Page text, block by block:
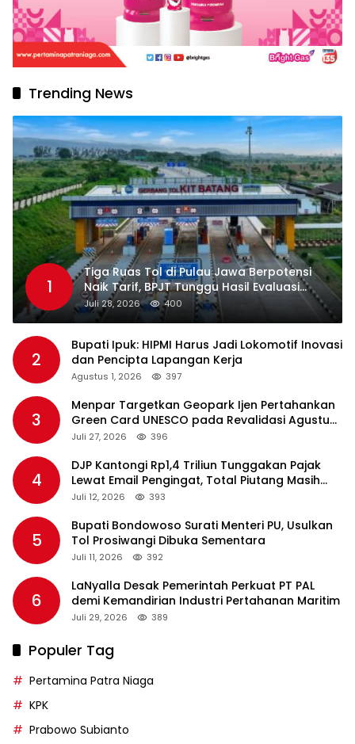
Trending News
1
Tiga Ruas Tol di Pulau Jawa Berpotensi
Naik Tarif, BPJT Tunggu Hasil Evaluasi
Standar Pelayanan
Juli 28, 2026 400
2
Bupati Ipuk: HIPMI Harus Jadi Lokomotif Inovasi
dan Pencipta Lapangan Kerja
Agustus 1, 2026 397
3
Menpar Targetkan Geopark Ijen Pertahankan
Green Card UNESCO pada Revalidasi Agustus
2026
Juli 27, 2026 396
4
DJP Kantongi Rp1,4 Triliun Tunggakan Pajak
Lewat Email Pengingat, Total Piutang Masih
Rp36 Triliun
Juli 12, 2026 393
5
Bupati Bondowoso Surati Menteri PU, Usulkan
Tol Prosiwangi Dibuka Sementara
Juli 11, 2026 392
6
LaNyalla Desak Pemerintah Perkuat PT PAL
demi Kemandirian Industri Pertahanan Maritim
Juli 29, 2026 389
Populer Tag
Pertamina Patra Niaga
KPK
Prabowo Subianto